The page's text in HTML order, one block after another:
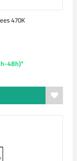
470K
48h)*